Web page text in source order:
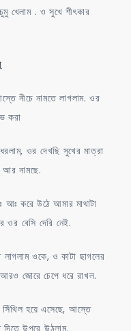
খেলাম . ও সুখে শীৎকার
নীচে নামতে লাগলাম. ওর
করা
ওর দেখছি সুখের মাত্রা
আর নামছে.
করে উঠে আমার মাথাটা
বেসি দেরি নেই.
ওকে, ও কাটা ছাগলের
জোরে চেপে ধরে রাখল.
হয়ে এসেছে, আস্তে
উপরে উঠলাম.